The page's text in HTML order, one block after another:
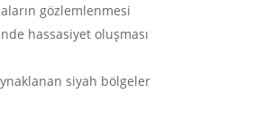
gözlemlenmesi
hassasiyet oluşması
siyah bölgeler